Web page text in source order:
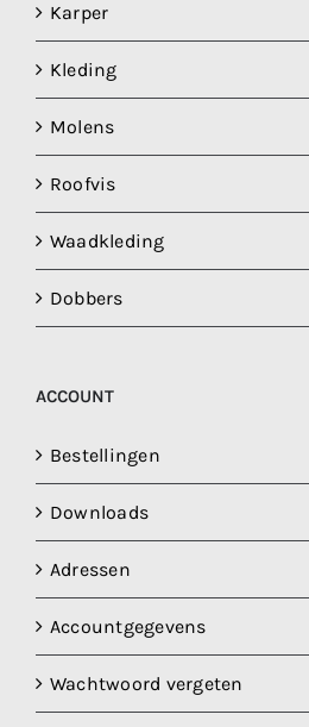
Karper
Kleding
Molens
Roofvis
Waadkleding
Dobbers
ACCOUNT
Bestellingen
Downloads
Adressen
Accountgegevens
Wachtwoord vergeten